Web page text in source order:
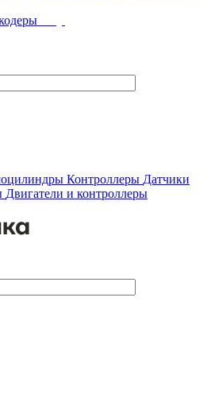
Контроллеры Датчики
Двигатели и контроллеры